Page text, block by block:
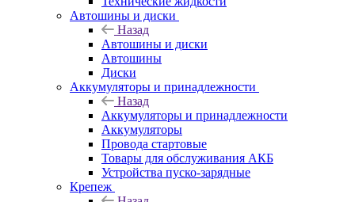
Автошины и диски
Назад
Автошины и диски
Автошины
Диски
Аккумуляторы и принадлежности
Назад
Аккумуляторы и принадлежности
Аккумуляторы
Провода стартовые
Товары для обслуживания АКБ
Устройства пуско-зарядные
Крепеж